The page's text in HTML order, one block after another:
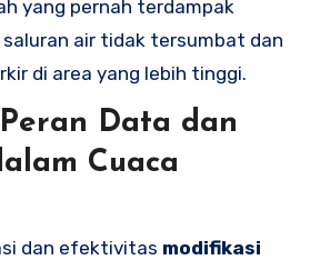
yang pernah terdampak
saluran air tidak tersumbat dan
di area yang lebih tinggi.
Data dan
Cuaca
dan efektivitas modifikasi